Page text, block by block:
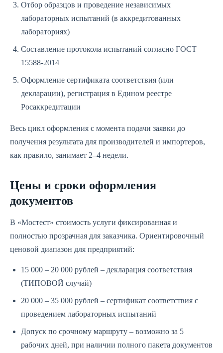
Отбор образцов и проведение независимых
лабораторных испытаний (в аккредитованных
лабораториях)
Составление протокола испытаний согласно ГОСТ
15588-2014
Оформление сертификата соответствия (или
декларации), регистрация в Едином реестре
Росаккредитации
Весь цикл оформления с момента подачи заявки до
получения результата для производителей и импортеров,
как правило, занимает 2–4 недели.
Цены и сроки оформления
документов
В «Мостест» стоимость услуги фиксированная и
полностью прозрачная для заказчика. Ориентировочный
ценовой диапазон для предприятий:
15 000 – 20 000 рублей – декларация соответствия
(ТИПОВОЙ случай)
20 000 – 35 000 рублей – сертификат соответствия с
проведением лабораторных испытаний
Допуск по срочному маршруту – возможно за 5
рабочих дней, при наличии полного пакета документов